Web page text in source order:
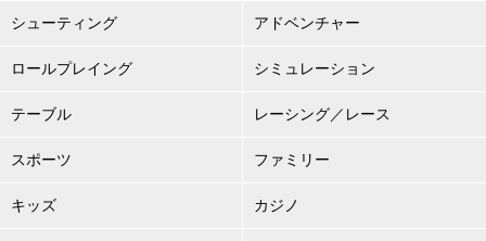
シューティング アドベンチャー
ロールプレイング シミュレーション
テーブル レーシング／レース
スポーツ ファミリー
キッズ カジノ